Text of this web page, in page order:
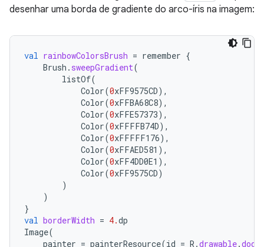
desenhar uma borda de gradiente do arco-íris na imagem:
val rainbowColorsBrush = remember {
Brush . sweepGradient(
listOf(
Color(0xFF9575CD),
Color(0xFFBA68C8),
Color(0xFFE57373),
Color(0xFFFFB74D),
Color(0xFFFFF176),
Color(0xFFAED581 ),
Color(0xFF4DD0E1 ),
Color(0xFF9575CD)
)
)
}
val borderWidth = 4.dp
Image(
painter = painterResource(id = R .drawable.dog